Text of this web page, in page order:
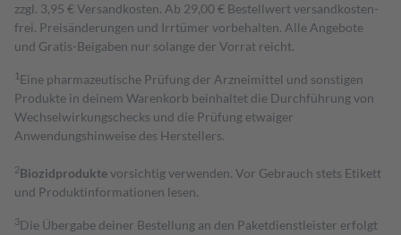
zzgl. 3,95 € Versandkosten. Ab 29,00 € Bestell­wert versand­kosten­
frei. Preisänderungen und Irrtümer vorbehalten. Alle Angebote
und Gratis-Beigaben nur solange der Vorrat reicht.
1 Eine pharmazeutische Prüfung der Arzneimittel und sonstigen
Produkte in deinem Warenkorb beinhaltet die Durchführung von
Wechselwirkungschecks und die Prüfung etwaiger
Anwendungshinweise des Herstellers.
2Biozidproduktevorsichtig verwenden. Vor Gebrauch stets Etikett
und Produktinformationen lesen.
3Die Übergabe deiner Bestellung an den Paketdienstleister erfolgt